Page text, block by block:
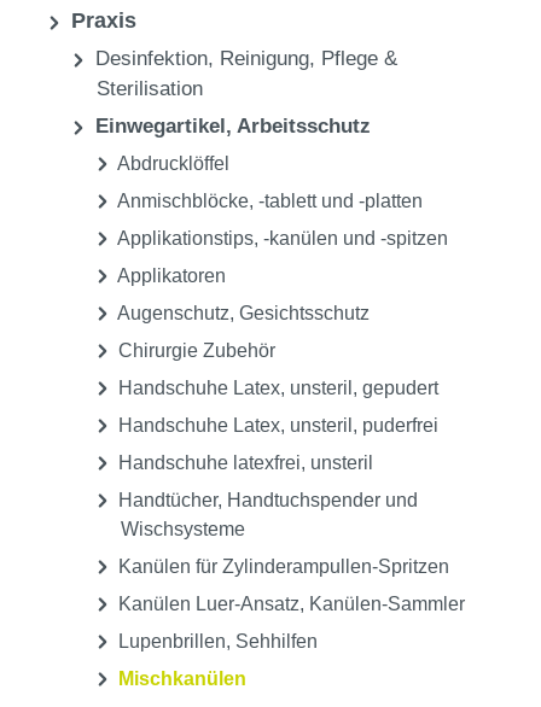
Praxis
Desinfektion, Reinigung, Pflege &
Sterilisation
Einwegartikel, Arbeitsschutz
Abdrucklöffel
Anmischblöcke, -tablett und -platten
Applikationstips, -kanülen und -spitzen
Applikatoren
Augenschutz, Gesichtsschutz
Chirurgie Zubehör
Handschuhe Latex, unsteril, gepudert
Handschuhe Latex, unsteril, puderfrei
Handschuhe latexfrei, unsteril
Handtücher, Handtuchspender und
Wischsysteme
Kanülen für Zylinderampullen-Spritzen
Kanülen Luer-Ansatz, Kanülen-Sammler
Lupenbrillen, Sehhilfen
Mischkanülen